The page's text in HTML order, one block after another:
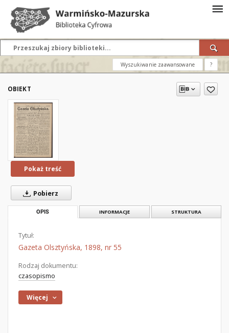
Wyszukiwanie zaawansowane ?
OBIEKT
Pokaż treść
Pobierz
OPIS INFORMACJE STRUKTURA
Tytuł:
Gazeta Olsztyńska, 1898, nr 55
Rodzaj dokumentu:
czasopismo
Więcej